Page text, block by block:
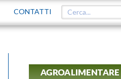
CONTATTI
AGROALIMENTARE